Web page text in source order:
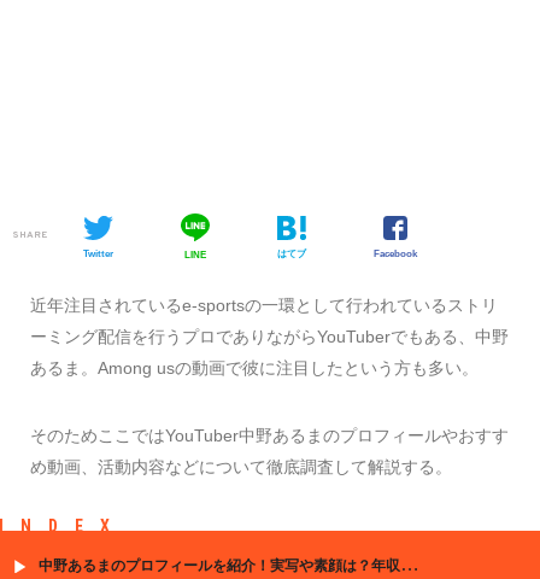
SHARE
Twitter LINE はてブ Facebook
近年注目されているe-sportsの一環として行われているストリ
ーミング配信を行うプロでありながらYouTuberでもある、中野
あるま。Among usの動画で彼に注目したという方も多い。
そのためここではYouTuber中野あるまのプロフィールやおすす
め動画、活動内容などについて徹底調査して解説する。
INDEX
中野あるまのプロフィールを紹介！実写や素顔は？年収は？結婚は？